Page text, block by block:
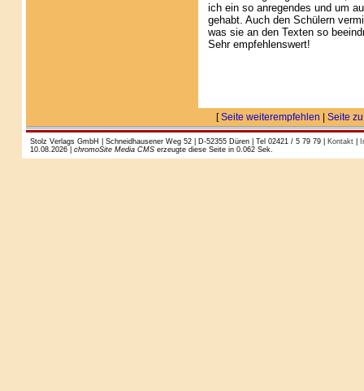
ich ein so anregendes und um
gehabt. Auch den Schülern
was sie an den Texten so
Sehr empfehlenswert!
[Seite weiterempfehlen Seite
Stolz Verlags GmbH | Schneidhausener Weg 52 | D-52355 Düren | Tel 02421 / 5 79 79 | Kontakt|
10.08.2026 | chromoSite Media CMSerzeugte diese Seite in 0.062 Sek.